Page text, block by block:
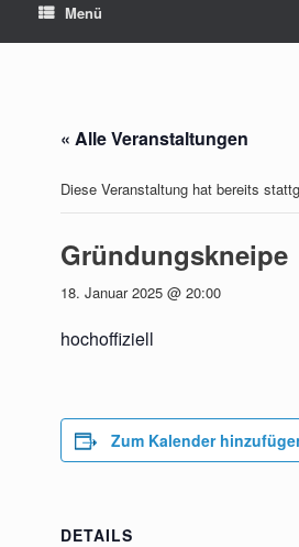
Menü
« Alle Veranstaltungen
Diese Veranstaltung hat bereits
Gründungskneipe
18. Januar 2025 @ 20:00
hochoffiziell
Zum Kalender
DETAILS